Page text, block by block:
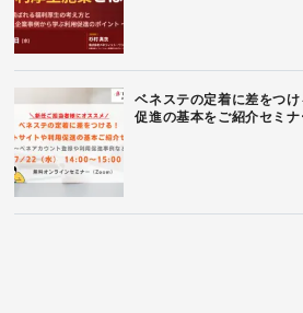
ベネステの定着に差をつ
促進の基本をご紹介セミナ